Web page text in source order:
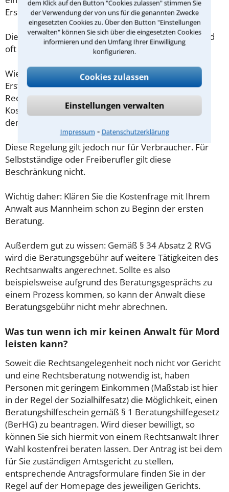
dem Klick auf den Button "Cookies zulassen" stimmen Sie
der Verwendung der von uns für die genannten Zwecke
eingesetzten Cookies zu. Über den Button "Einstellungen
verwalten" können Sie sich über die eingesetzten Cookies
informieren und den Umfang Ihrer Einwilligung
konfigurieren.
Cookies zulassen
Einstellungen verwalten
Impressum ⁃ Datenschutzerklärung
Erstgespräch ausreichend vorbereiten können.
Die Kosten eines Anwalts für Mord in Mannheim sind
oft geringer als gedacht!
Wieviel ein Rechtsanwalt in Mannheim für eine
Erstberatung verlangen darf, ist in §34 des
Rechtsanwaltsvergütungsgesetz (RVG) geregelt. Die
Kosten für das erste Beratungsgespräch betragen
demnach maximal 190,00 € zzgl. MwSt.
Diese Regelung gilt jedoch nur für Verbraucher. Für
Selbstständige oder Freiberufler gilt diese
Beschränkung nicht.
Wichtig daher: Klären Sie die Kostenfrage mit Ihrem
Anwalt aus Mannheim schon zu Beginn der ersten
Beratung.
Außerdem gut zu wissen: Gemäß § 34 Absatz 2 RVG
wird die Beratungsgebühr auf weitere Tätigkeiten des
Rechtsanwalts angerechnet. Sollte es also
beispielsweise aufgrund des Beratungsgesprächs zu
einem Prozess kommen, so kann der Anwalt diese
Beratungsgebühr nicht mehr abrechnen.
Was tun wenn ich mir keinen Anwalt für Mord
leisten kann?
Soweit die Rechtsangelegenheit noch nicht vor Gericht
und eine Rechtsberatung notwendig ist, haben
Personen mit geringem Einkommen (Maßstab ist hier
in der Regel der Sozialhilfesatz) die Möglichkeit, einen
Beratungshilfeschein gemäß § 1 Beratungshilfegesetz
(BerHG) zu beantragen. Wird dieser bewilligt, so
können Sie sich hiermit von einem Rechtsanwalt Ihrer
Wahl kostenfrei beraten lassen. Der Antrag ist bei dem
für Sie zuständigen Amtsgericht zu stellen,
entsprechende Antragsformulare finden Sie in der
Regel auf der Homepage des jeweiligen Gerichts.